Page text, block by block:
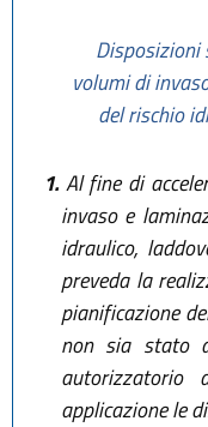
Disposizioni
volumi di
del rischio
1.Al fine di
invaso e
idraulico,
preveda la
pianificazione
non sia stato
autorizzatorio
applicazione le